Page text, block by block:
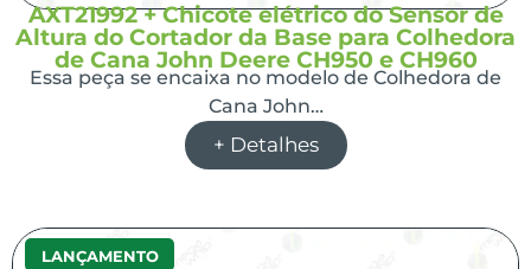
AXT21992 + Chicote elétrico do Sensor de
Altura do Cortador da Base para Colhedora
de Cana John Deere CH950 e CH960
Essa peça se encaixa no modelo de Colhedora de
Cana John…
+ Detalhes
LANÇAMENTO